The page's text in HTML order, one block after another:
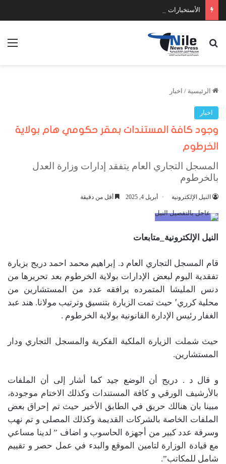
الأستخبارات تضبط عدد كبير من السلاح والمخدرات
بحث عن
الرئيسية / اخبار
اخبار
وجود كافة المستندات بمقر حكومي هام بولاية
الخرطوم
المسجل التجاري العام يتفقد إدارات وزارة العدل
بالخرطوم
النيل الإلكترونية أبريل 4, 2025 أقل من دقيقة
النيل الإلكترونية_متابعات
قام المسجل التجاري العام د. إبراهيم محمد احمد دريج بزيارة
تفقدية اليوم لبعض الإدارات بولاية الخرطوم بعد تحريرها من
دنس المليشا المتمرده يرافقه عدد من المستشارين من
محلية كرري٬ حيث تمت الزيارة بتنسيق وترتيب مولانا. هند عبد
الغفار رئيس الإدارة القانونية بولاية الخرطوم .
حيث شملت الزيارة الملكية الفكرية والمسجل التجاري ودار
المستشارين.
و قال د . دريج أن الوضع جيد كما أشار إلى أن الملفات
بالأرشيف الورقي و كافة المستندات وكذلك الاختام موجودة،
مبينا بان هنالك حريق في الطابق الأخير حيث تم إحراق بعض
الملفات الخاصة بالشركات القديمة وكذلك المصلى و تم نهب
وسرقة عدد كبير من أجهزة الحاسوب و اضاف ” لدينا مساعي
مع قيادة الوزارة لتامين الموقع والبدء في عمل حصر و تقييم
شامل للمكاتب”.